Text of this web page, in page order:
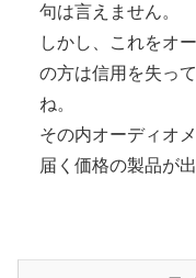
句は言えません。
しかし、これをオ
の方は信用を失っ
ね。
その内オーディオ
届く価格の製品が